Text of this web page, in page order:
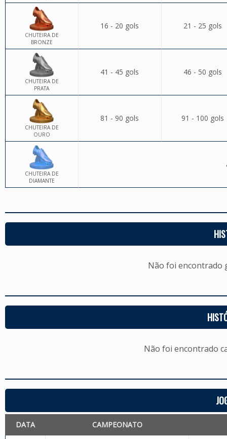
CHUTEIRA DE
BRONZE
16 - 20 gols 21 - 25 gols
CHUTEIRA DE
PRATA
41 - 45 gols 46 - 50 gols
CHUTEIRA DE
OURO
81 - 90 gols 91 - 100 gols
CHUTEIRA DE
DIAMANTE
Não foi encontrado
Não foi encontrado
DATA CAMPEONATO